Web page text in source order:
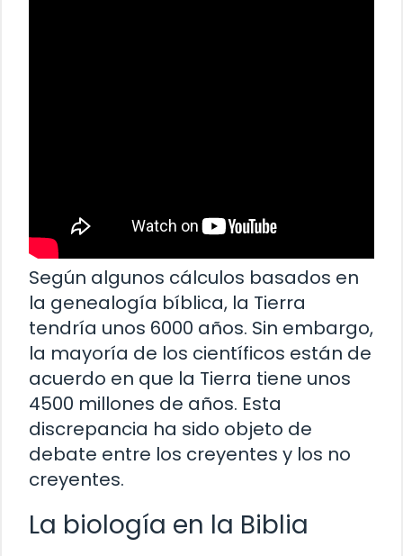
Según algunos cálculos basados en
la genealogía bíblica, la Tierra
tendría unos 6000 años. Sin embargo,
la mayoría de los científicos están de
acuerdo en que la Tierra tiene unos
4500 millones de años. Esta
discrepancia ha sido objeto de
debate entre los creyentes y los no
creyentes.
La biología en la Biblia